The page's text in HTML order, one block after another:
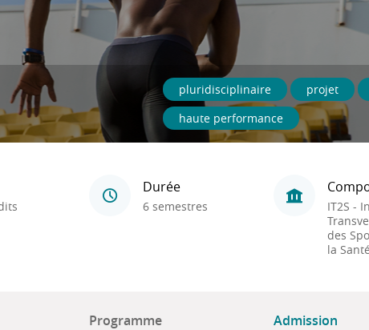
pluridisciplinaire projet
haute performance
Durée
6 semestres
IT2S -
des
la Santé
Programme Admission